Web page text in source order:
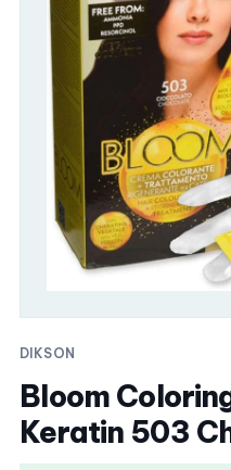
DIKSON
Bloom
Keratin 503